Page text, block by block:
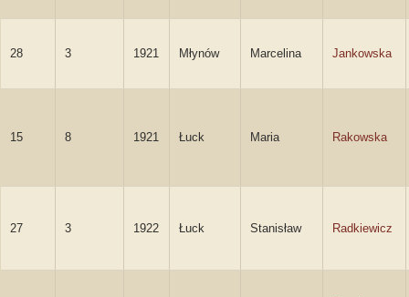
28 3 1921 Młynów Marcelina Jankowska
15 8 1921 Łuck Maria Rakowska
27 3 1922 Łuck Stanisław Radkiewicz